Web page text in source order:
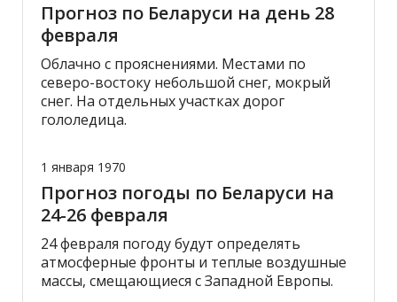
Прогноз по Беларуси на день 28
февраля
Облачно с прояснениями. Местами по
северо-востоку небольшой снег, мокрый
снег. На отдельных участках дорог
гололедица.
1 января 1970
Прогноз погоды по Беларуси на
24-26 февраля
24 февраля погоду будут определять
атмосферные фронты и теплые воздушные
массы, смещающиеся с Западной Европы.